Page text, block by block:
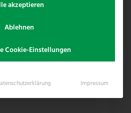
akzeptieren
Ablehnen
Cookie-Einstellungen
Impressum